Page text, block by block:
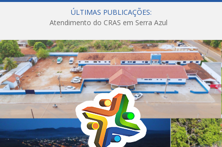
ÚLTIMAS PUBLICAÇÕES:
Atendimento do CRAS em Serra Azul